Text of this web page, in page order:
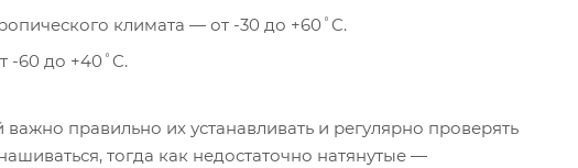
климата — от -30 до +60˚C.
-60 до +40˚C.
правильно их устанавливать и регулярно проверять
тогда как недостаточно натянутые —